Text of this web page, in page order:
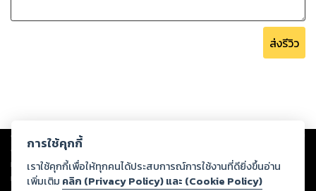
ส่งรีวิว
Copyright © 2026
ต่อผลงานหรือเนื้อหาใดที่อัปโหลดผ่านเว็บไซต์และปรากฏว่าละเมิดสิทธิใน
ทรัพย์สินทางปัญญาของบุคคลอื่นหรือขัดต่อกฎหมายและศีลธรรม ดังนั้น ผู้อ่าน
ทุกท่านโปรดใช้วิจารณญาณในการกลั่นกรองด้วยตนเอง และหากท่านพบว่าส่วน
การใช้คุกกี้
เราใช้คุกกี้เพื่อให้ทุกคนได้ประสบการณ์การใช้งานที่ดียิ่งขึ้นอ่าน
เพิ่มเติม คลิก (Privacy Policy) และ (Cookie Policy)